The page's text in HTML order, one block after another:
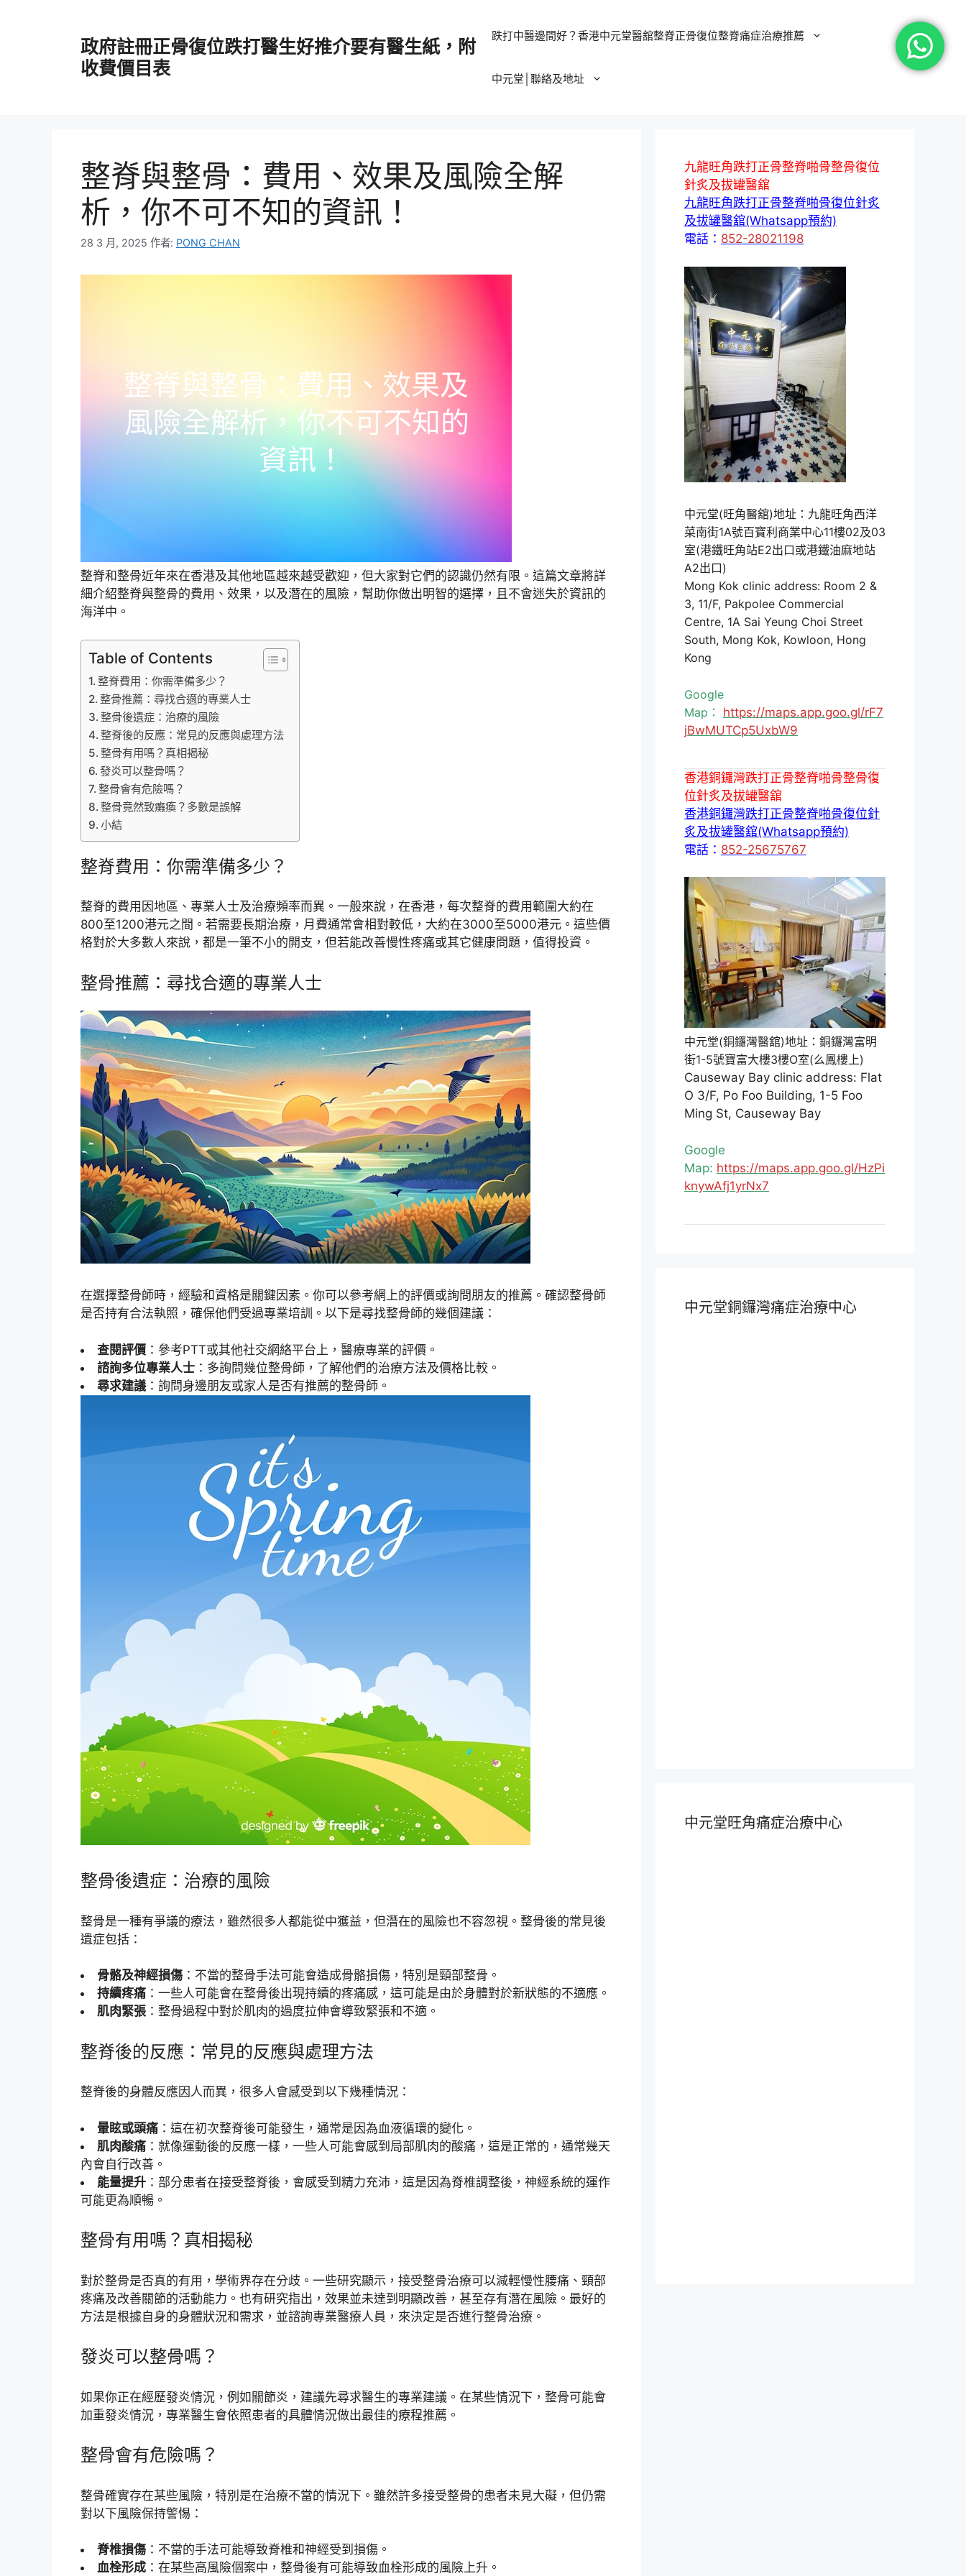
政府註冊正骨復位跌打醫生好推介要有醫生紙，附
收費價目表
跌打中醫邊間好？香港中元堂醫舘整脊正骨復位整脊痛症治療推薦
中元堂│聯絡及地址
整脊與整骨：費用、效果及風險全解
析，你不可不知的資訊！
28 3 月, 2025 作者: PONG CHAN
整脊和整骨近年來在香港及其他地區越來越受歡迎，但大家對它們的認識仍然有限。這篇文章將詳
細介紹整脊與整骨的費用、效果，以及潛在的風險，幫助你做出明智的選擇，且不會迷失於資訊的
海洋中。
Table of Contents
整脊費用：你需準備多少？
整骨推薦：尋找合適的專業人士
整骨後遺症：治療的風險
整脊後的反應：常見的反應與處理方法
整骨有用嗎？真相揭秘
發炎可以整骨嗎？
整骨會有危險嗎？
整骨竟然致癱瘓？多數是誤解
小結
整脊費用：你需準備多少？
整脊的費用因地區、專業人士及治療頻率而異。一般來說，在香港，每次整脊的費用範圍大約在
800至1200港元之間。若需要長期治療，月費通常會相對較低，大約在3000至5000港元。這些價
格對於大多數人來說，都是一筆不小的開支，但若能改善慢性疼痛或其它健康問題，值得投資。
整骨推薦：尋找合適的專業人士
在選擇整骨師時，經驗和資格是關鍵因素。你可以參考網上的評價或詢問朋友的推薦。確認整骨師
是否持有合法執照，確保他們受過專業培訓。以下是尋找整骨師的幾個建議：
查閱評價 ：參考PTT或其他社交網絡平台上，醫療專業的評價。
諮詢多位專業人士 ：多詢問幾位整骨師，了解他們的治療方法及價格比較。
尋求建議 ：詢問身邊朋友或家人是否有推薦的整骨師。
整骨後遺症：治療的風險
整骨是一種有爭議的療法，雖然很多人都能從中獲益，但潛在的風險也不容忽視。整骨後的常見後
遺症包括：
骨骼及神經損傷 ：不當的整骨手法可能會造成骨骼損傷，特別是頸部整骨。
持續疼痛 ：一些人可能會在整骨後出現持續的疼痛感，這可能是由於身體對於新狀態的不適應。
肌肉緊張 ：整骨過程中對於肌肉的過度拉伸會導致緊張和不適。
整脊後的反應：常見的反應與處理方法
整脊後的身體反應因人而異，很多人會感受到以下幾種情況：
暈眩或頭痛 ：這在初次整脊後可能發生，通常是因為血液循環的變化。
肌肉酸痛 ：就像運動後的反應一樣，一些人可能會感到局部肌肉的酸痛，這是正常的，通常幾天
內會自行改善。
能量提升 ：部分患者在接受整脊後，會感受到精力充沛，這是因為脊椎調整後，神經系統的運作
可能更為順暢。
整骨有用嗎？真相揭秘
對於整骨是否真的有用，學術界存在分歧。一些研究顯示，接受整骨治療可以減輕慢性腰痛、頸部
疼痛及改善關節的活動能力。也有研究指出，效果並未達到明顯改善，甚至存有潛在風險。最好的
方法是根據自身的身體狀況和需求，並諮詢專業醫療人員，來決定是否進行整骨治療。
發炎可以整骨嗎？
如果你正在經歷發炎情況，例如關節炎，建議先尋求醫生的專業建議。在某些情況下，整骨可能會
加重發炎情況，專業醫生會依照患者的具體情況做出最佳的療程推薦。
整骨會有危險嗎？
整骨確實存在某些風險，特別是在治療不當的情況下。雖然許多接受整骨的患者未見大礙，但仍需
對以下風險保持警惕：
脊椎損傷 ：不當的手法可能導致脊椎和神經受到損傷。
血栓形成 ：在某些高風險個案中，整骨後有可能導致血栓形成的風險上升。
九龍旺角跌打正骨整脊啪骨整骨復位
針炙及拔罐醫舘
九龍旺角跌打正骨整脊啪骨復位針炙
及拔罐醫舘(Whatsapp預約)
電話： 852-28021198
中元堂(旺角醫舘)地址：九龍旺角西洋
菜南街1A號百寶利商業中心11樓02及03
室(港鐵旺角站E2出口或港鐵油麻地站
A2出口)
Mong Kok clinic address: Room 2 &
3, 11/F, Pakpolee Commercial
Centre, 1A Sai Yeung Choi Street
South, Mong Kok, Kowloon, Hong
Kong
Google
Map： https://maps.app.goo.gl/rF7
jBwMUTCp5UxbW9
香港銅鑼灣跌打正骨整脊啪骨整骨復
位針炙及拔罐醫舘
香港銅鑼灣跌打正骨整脊啪骨復位針
炙及拔罐醫舘(Whatsapp預約)
電話： 852-25675767
中元堂(銅鑼灣醫舘)地址：銅鑼灣富明
街1-5號寶富大樓3樓O室(么鳳樓上)
Causeway Bay clinic address: Flat
O 3/F, Po Foo Building, 1-5 Foo
Ming St, Causeway Bay
Google
Map: https://maps.app.goo.gl/HzPi
knywAfj1yrNx7
中元堂銅鑼灣痛症治療中心
中元堂旺角痛症治療中心